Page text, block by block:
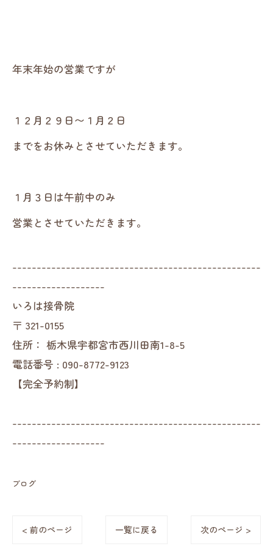
年末年始の営業ですが
１２月２９日〜１月２日
までをお休みとさせていただきます。
１月３日は午前中のみ
営業とさせていただきます。
---------------------------------------------------
-------------------
いろは接骨院
〒 321-0155
住所： 栃木県宇都宮市西川田南1-8-5
電話番号 : 090-8772-9123
【完全予約制】
---------------------------------------------------
-------------------
ブログ
< 前のページ 一覧に戻る 次のページ >